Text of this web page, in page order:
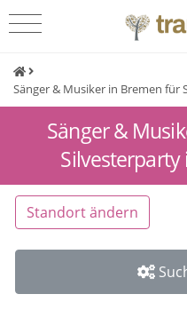
Sänger & Musiker in Bremen
Sänger &
Standort ändern